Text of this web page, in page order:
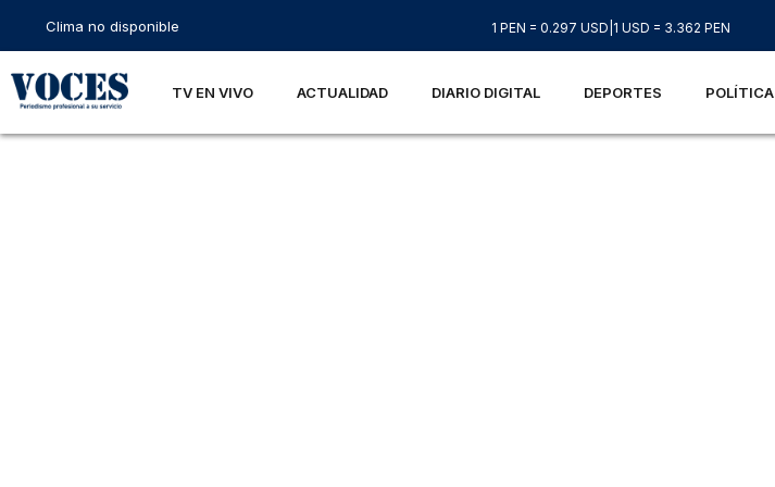
Clima no disponible 1 PEN = 0.297 USD 1 USD = 3.362 PEN
TV EN VIVO ACTUALIDAD DIARIO DIGITAL DEPORTES POLÍTICA